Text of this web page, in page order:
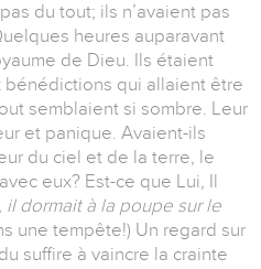
du tout; ils n’avaient pas
heures auparavant
de Dieu. Ils étaient
bénédictions qui allaient être
semblaient si sombre. Leur
et panique. Avaient-ils
du ciel et de la terre, le
eux? Est-ce que Lui, Il
il dormait à la poupe sur le
une tempête!) Un regard sur
suffire à vaincre la crainte